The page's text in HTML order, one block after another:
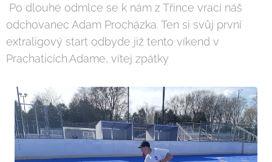
Po dlouhé odmlce se k nám z Třince vrací náš
odchovanec Adam Procházka. Ten si svůj první
extraligový start odbyde již tento víkend v
Prachaticích.Adame, vítej zpátky